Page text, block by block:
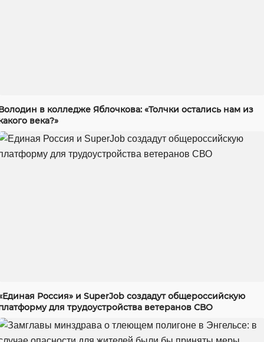
в колледже Яблочкова: «Толчки остались нам из
века?»
Россия» и SuperJob создадут общероссийскую
для трудоустройства ветеранов СВО